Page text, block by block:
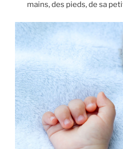
mains, des pieds, de sa